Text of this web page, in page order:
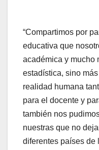
“Compartimos por
educativa que
académica y mucho
estadística, sino
realidad humana
para el docente y
también nos
nuestras que no
diferentes países de